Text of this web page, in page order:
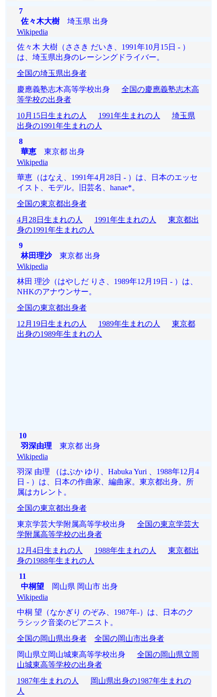
7
佐々木大樹埼玉県 出身
Wikipedia
佐々木 大樹（ささき だいき、1991年10月15日 - ）
は、埼玉県出身のレーシングドライバー。
全国の埼玉県出身者
慶應義塾志木高等学校出身 全国の慶應義塾志木高
等学校の出身者
10月15日生まれの人
1991年生まれの人
埼玉県
出身の1991年生まれの人
8
華恵東京都 出身
Wikipedia
華恵（はなえ、1991年4月28日 - ）は、日本のエッセ
イスト、モデル。旧芸名、hanae*。
全国の東京都出身者
4月28日生まれの人
1991年生まれの人
東京都出
身の1991年生まれの人
9
林田理沙東京都 出身
Wikipedia
林田 理沙（はやしだ りさ、1989年12月19日 - ）は、
NHKのアナウンサー。
全国の東京都出身者
12月19日生まれの人
1989年生まれの人
東京都
出身の1989年生まれの人
10
羽深由理 東京都 出身
Wikipedia
羽深 由理 （はぶか ゆり、Habuka Yuri 、1988年12月4
日 - ）は、日本の作曲家、編曲家。東京都出身。所
属はカレント。
全国の東京都出身者
東京学芸大学附属高等学校出身 全国の東京学芸大
学附属高等学校の出身者
12月4日生まれの人
1988年生まれの人
東京都出
身の1988年生まれの人
11
中桐望岡山県 岡山市 出身
Wikipedia
中桐 望（なかぎり のぞみ、1987年-）は、日本のク
ラシック音楽のピアニスト。
全国の岡山県出身者
全国の岡山市出身者
岡山県立岡山城東高等学校出身 全国の岡山県立岡
山城東高等学校の出身者
1987年生まれの人
岡山県出身の1987年生まれの
人